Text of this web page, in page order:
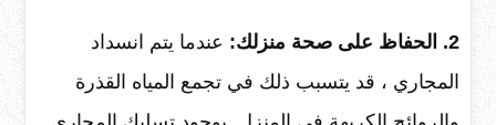
2. الحفاظ على صحة منزلك:
عندما يتم انسداد
المجاري ، قد يتسبب ذلك في تجمع المياه القذرة